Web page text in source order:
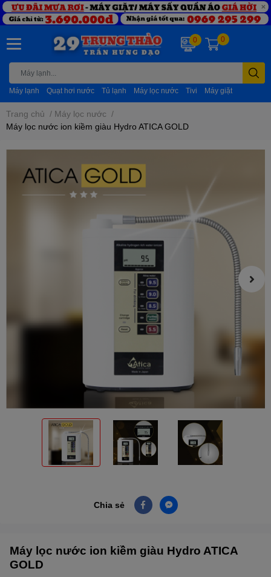
Máy lạnh Quạt hơi nước Tủ lạnh Máy lọc nước Tivi Máy giặt
0 0
Trang chủ / Máy lọc nước /
Máy lọc nước ion kiềm giàu Hydro ATICA GOLD
Chia sẻ
Máy lọc nước ion kiềm giàu Hydro ATICA
GOLD